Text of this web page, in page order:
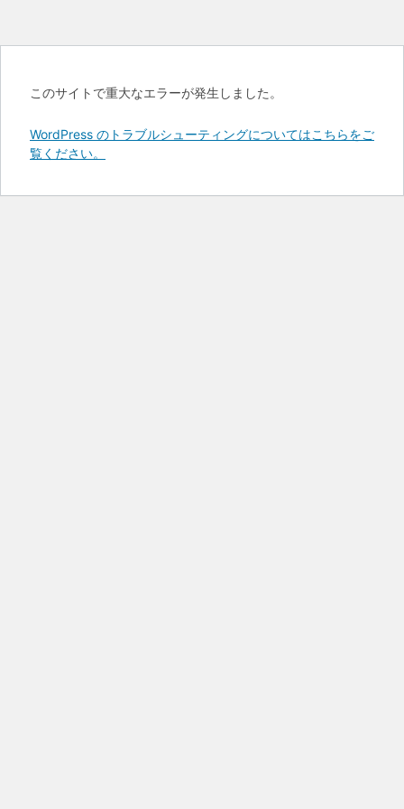
このサイトで重大なエラーが発生しました。
WordPress のトラブルシューティングについてはこちらをご
覧ください。